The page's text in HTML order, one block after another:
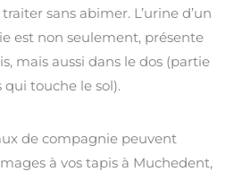
sans abimer. L’urine d’un
est non seulement, présente
mais aussi dans le dos (partie
qui touche le sol).
de compagnie peuvent
à vos tapis à Muchedent,